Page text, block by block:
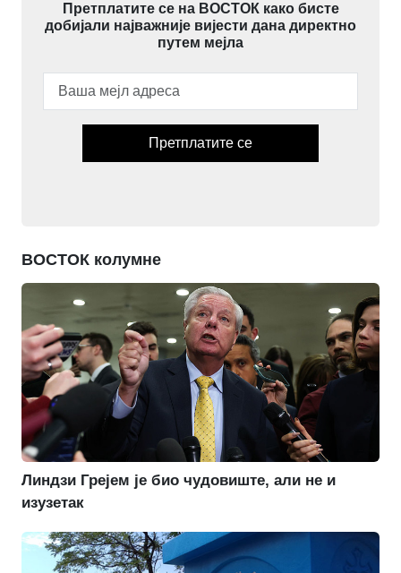
Претплатите се на ВОСТОК како бисте
добијали најважније вијести дана директно
путем мејла
Претплатите се
ВОСТОК колумне
Линдзи Грејем је био чудовиште, али не и
изузетак